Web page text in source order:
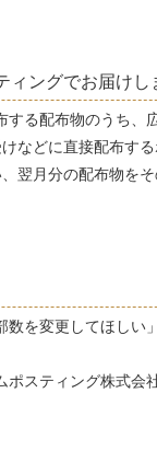
ィングでお届けし
る配布物のうち、
などに直接配布す
翌月分の配布物を
数を変更してほし
ポスティング株式会社